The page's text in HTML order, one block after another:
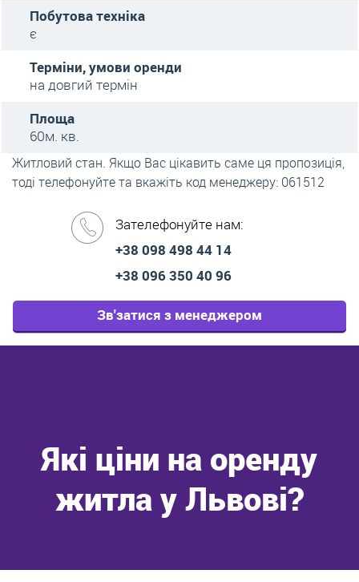
Побутова техніка
є
Терміни, умови оренди
на довгий термін
Площа
60м. кв.
Житловий стан. Якщо Вас цікавить саме ця пропозиція,
тоді телефонуйте та вкажіть код менеджеру: 061512
Зателефонуйте нам:
+38 098 498 44 14
+38 096 350 40 96
Зв'затися з менеджером
Які ціни на оренду
житла у Львові?